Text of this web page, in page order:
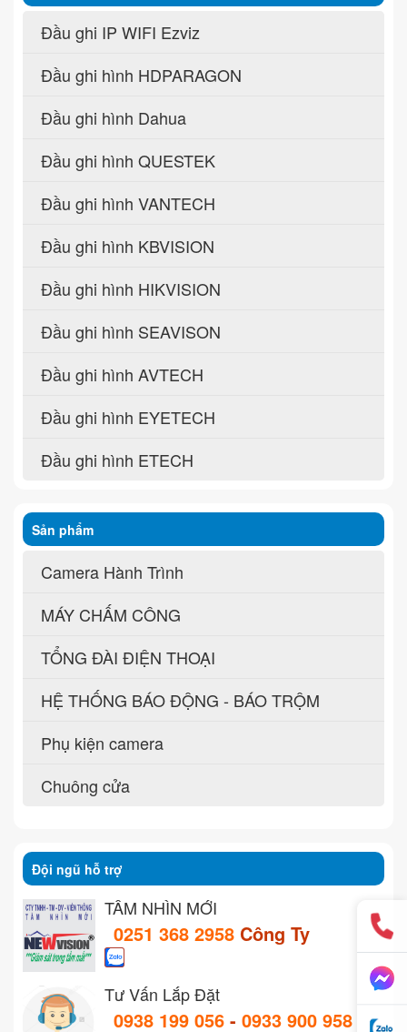
Đầu ghi IP WIFI Ezviz
Đầu ghi hình HDPARAGON
Đầu ghi hình Dahua
Đầu ghi hình QUESTEK
Đầu ghi hình VANTECH
Đầu ghi hình KBVISION
Đầu ghi hình HIKVISION
Đầu ghi hình SEAVISON
Đầu ghi hình AVTECH
Đầu ghi hình EYETECH
Đầu ghi hình ETECH
Sản phẩm
Camera Hành Trình
MÁY CHẤM CÔNG
TỔNG ĐÀI ĐIỆN THOẠI
HỆ THỐNG BÁO ĐỘNG - BÁO TRỘM
Phụ kiện camera
Chuông cửa
Đội ngũ hỗ trợ
TẦM NHÌN MỚI
0251 368 2958 Công Ty
Tư Vấn Lắp Đặt
0938 199 056 - 0933 900 958